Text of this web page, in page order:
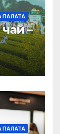
ПАЛАТА
–
ПАЛАТА